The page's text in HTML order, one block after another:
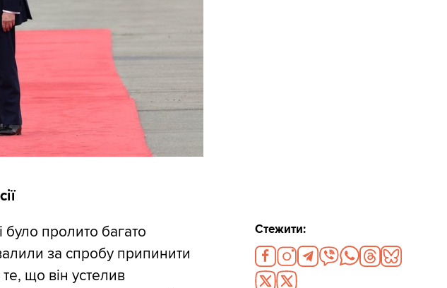
було пролито багато
за спробу припинити
що він устелив
Стежити: